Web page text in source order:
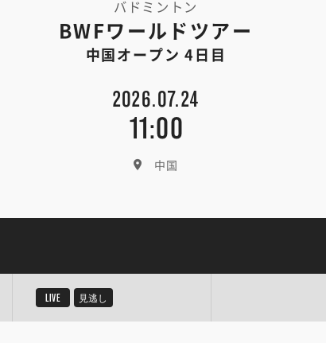
バドミントン
BWFワールドツアー
中国オープン 4日目
2026.07.24
11:00
中国
LIVE 見逃し